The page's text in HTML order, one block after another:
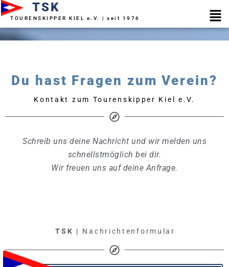
Zum
Inhalt
springen
TSK
TOURENSKIPPER KIEL e.V. | seit 1976
Du hast Fragen zum Verein?
Kontakt zum Tourenskipper Kiel e.V.
Schreib uns deine Nachricht und wir melden uns
schnellstmöglich bei dir.
Wir freuen uns auf deine Anfrage.
TSK | Nachrichtenformular